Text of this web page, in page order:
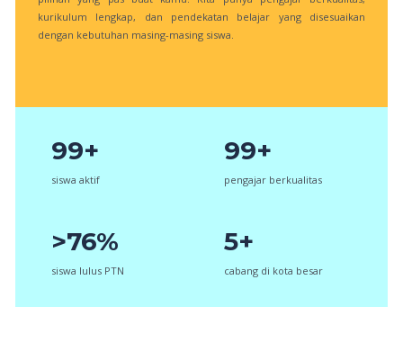
kurikulum lengkap, dan pendekatan belajar yang disesuaikan
dengan kebutuhan masing-masing siswa.
99+
siswa aktif
>76%
siswa lulus PTN
99+
pengajar berkualitas
5+
cabang di kota besar